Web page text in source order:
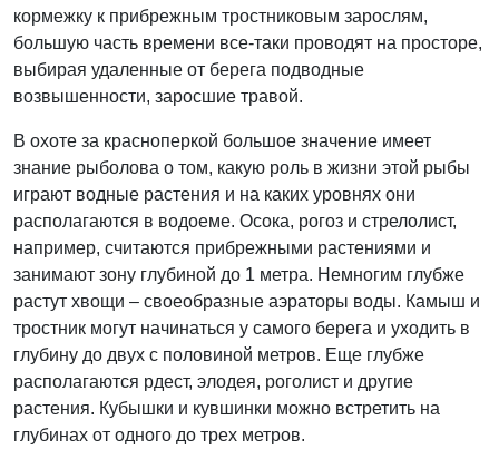
кормежку к прибрежным тростниковым зарослям,
большую часть времени все-таки проводят на просторе,
выбирая удаленные от берега подводные
возвышенности, заросшие травой.
В охоте за красноперкой большое значение имеет
знание рыболова о том, какую роль в жизни этой рыбы
играют водные растения и на каких уровнях они
располагаются в водоеме. Осока, рогоз и стрелолист,
например, считаются прибрежными растениями и
занимают зону глубиной до 1 метра. Немногим глубже
растут хвощи – своеобразные аэраторы воды. Камыш и
тростник могут начинаться у самого берега и уходить в
глубину до двух с половиной метров. Еще глубже
располагаются рдест, элодея, роголист и другие
растения. Кубышки и кувшинки можно встретить на
глубинах от одного до трех метров.